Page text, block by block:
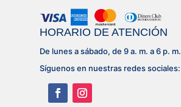
HORARIO DE ATENCIÓN
De lunes a sábado, de 9 a. m. a 6 p. m.
Síguenos en nuestras redes sociales: